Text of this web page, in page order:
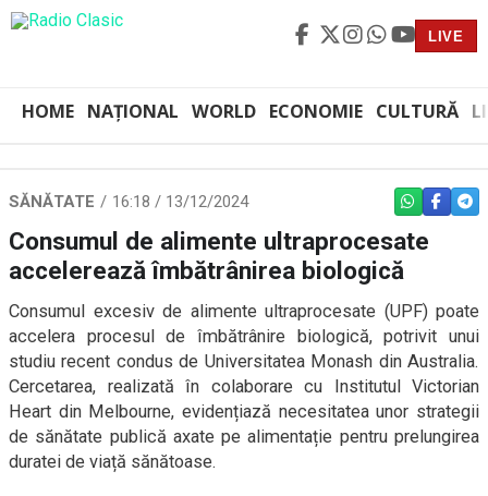
LIVE
HOME NAȚIONAL WORLD ECONOMIE CULTURĂ
SĂNĂTATE 16:18 / 13/12/2024 WHATSAPP
Consumul de alimente ultraprocesate
accelerează îmbătrânirea biologică
Consumul excesiv de alimente ultraprocesate (UPF) poate
accelera procesul de îmbătrânire biologică, potrivit unui
studiu recent condus de Universitatea Monash din Australia.
Cercetarea, realizată în colaborare cu Institutul Victorian
Heart din Melbourne, evidențiază necesitatea unor strategii
de sănătate publică axate pe alimentație pentru prelungirea
duratei de viață sănătoase.